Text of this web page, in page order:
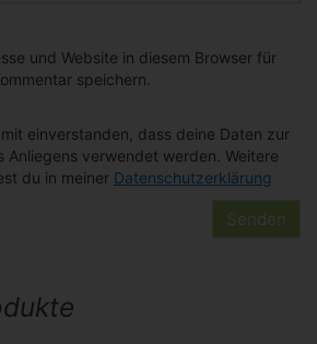
und Website in diesem Browser für
speichern.
einverstanden, dass deine Daten zur
Anliegens verwendet werden. Weitere
du in meiner Datenschutzerklärung